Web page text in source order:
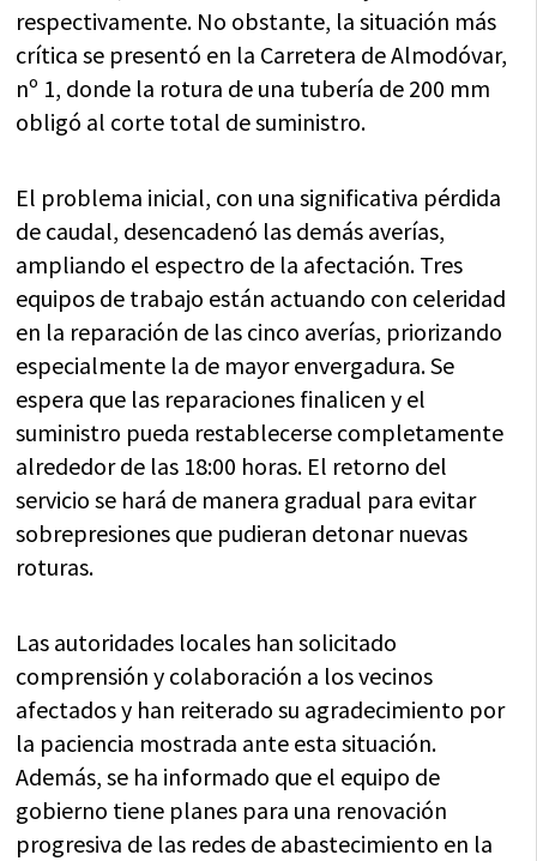
respectivamente. No obstante, la situación más
crítica se presentó en la Carretera de Almodóvar,
nº 1, donde la rotura de una tubería de 200 mm
obligó al corte total de suministro.
El problema inicial, con una significativa pérdida
de caudal, desencadenó las demás averías,
ampliando el espectro de la afectación. Tres
equipos de trabajo están actuando con celeridad
en la reparación de las cinco averías, priorizando
especialmente la de mayor envergadura. Se
espera que las reparaciones finalicen y el
suministro pueda restablecerse completamente
alrededor de las 18:00 horas. El retorno del
servicio se hará de manera gradual para evitar
sobrepresiones que pudieran detonar nuevas
roturas.
Las autoridades locales han solicitado
comprensión y colaboración a los vecinos
afectados y han reiterado su agradecimiento por
la paciencia mostrada ante esta situación.
Además, se ha informado que el equipo de
gobierno tiene planes para una renovación
progresiva de las redes de abastecimiento en la